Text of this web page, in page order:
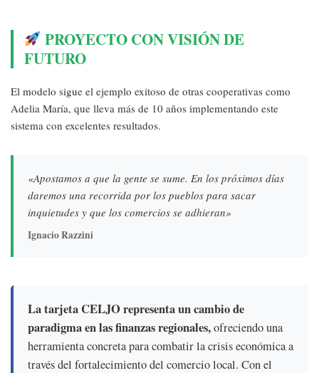
PROYECTO CON VISIÓN DE
FUTURO
El modelo sigue el ejemplo exitoso de otras cooperativas como
Adelia María, que lleva más de 10 años implementando este
sistema con excelentes resultados.
«Apostamos a que la gente se sume. En los próximos días
daremos una recorrida por los pueblos para sacar
inquietudes y que los comercios se adhieran»
Ignacio Razzini
La tarjeta CELJO representa un cambio de
paradigma en las finanzas regionales,ofreciendo una
herramienta concreta para combatir la crisis económica a
través del fortalecimiento del comercio local. Con el